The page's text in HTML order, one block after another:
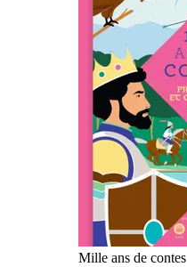
Mille ans de contes